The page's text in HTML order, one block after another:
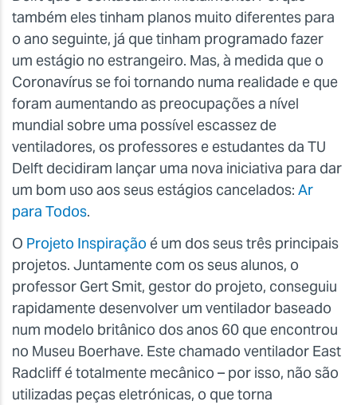
também eles tinham planos muito diferentes para
o ano seguinte, já que tinham programado fazer
um estágio no estrangeiro. Mas, à medida que o
Coronavírus se foi tornando numa realidade e que
foram aumentando as preocupações a nível
mundial sobre uma possível escassez de
ventiladores, os professores e estudantes da TU
Delft decidiram lançar uma nova iniciativa para dar
um bom uso aos seus estágios cancelados: Ar
para Todos.
O Projeto Inspiração é um dos seus três principais
projetos. Juntamente com os seus alunos, o
professor Gert Smit, gestor do projeto, conseguiu
rapidamente desenvolver um ventilador baseado
num modelo britânico dos anos 60 que encontrou
no Museu Boerhave. Este chamado ventilador East
Radcliff é totalmente mecânico – por isso, não são
utilizadas peças eletrónicas, o que torna